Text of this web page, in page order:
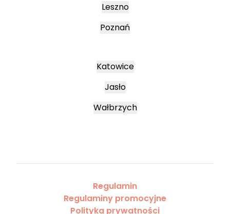
Leszno
Poznań
Katowice
Jasło
Wałbrzych
Regulamin
Regulaminy promocyjne
Polityka prywatności